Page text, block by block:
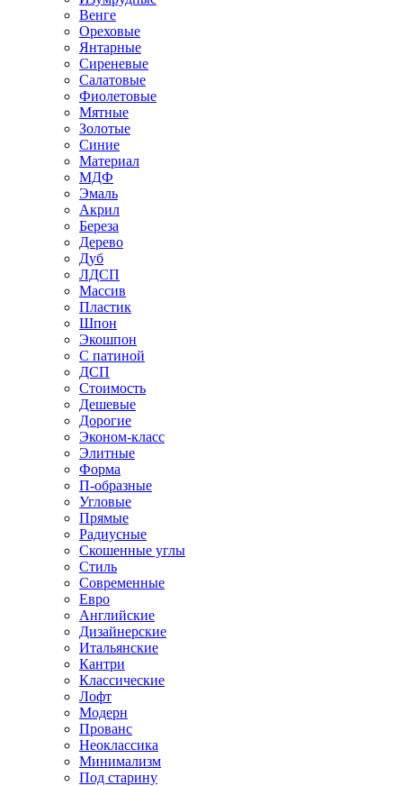
Венге
Ореховые
Янтарные
Сиреневые
Салатовые
Фиолетовые
Мятные
Золотые
Синие
Материал
МДФ
Эмаль
Акрил
Береза
Дерево
Дуб
ЛДСП
Массив
Пластик
Шпон
Экошпон
С патиной
ДСП
Стоимость
Дешевые
Дорогие
Эконом-класс
Элитные
Форма
П-образные
Угловые
Прямые
Радиусные
Скошенные углы
Стиль
Современные
Евро
Английские
Дизайнерские
Итальянские
Кантри
Классические
Лофт
Модерн
Прованс
Неоклассика
Минимализм
Под старину